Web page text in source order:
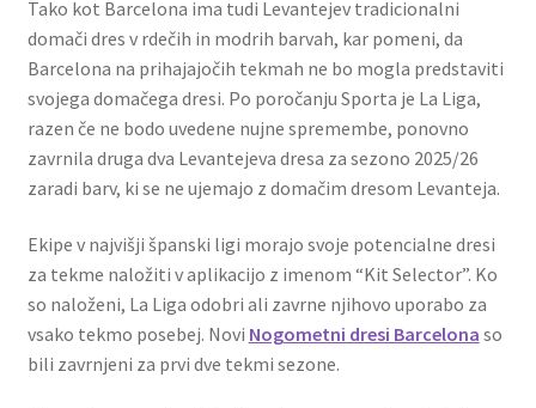
Tako kot Barcelona ima tudi Levantejev tradicionalni
domači dres v rdečih in modrih barvah, kar pomeni, da
Barcelona na prihajajočih tekmah ne bo mogla predstaviti
svojega domačega dresi. Po poročanju Sporta je La Liga,
razen če ne bodo uvedene nujne spremembe, ponovno
zavrnila druga dva Levantejeva dresa za sezono 2025/26
zaradi barv, ki se ne ujemajo z domačim dresom Levanteja.
Ekipe v najvišji španski ligi morajo svoje potencialne dresi
za tekme naložiti v aplikacijo z imenom “Kit Selector”. Ko
so naloženi, La Liga odobri ali zavrne njihovo uporabo za
vsako tekmo posebej. Novi Nogometni dresi Barcelona so
bili zavrnjeni za prvi dve tekmi sezone.